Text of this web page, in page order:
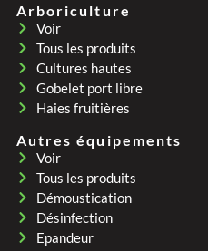
Arboriculture
Voir
Tous les produits
Cultures hautes
Gobelet port libre
Haies fruitières
Autres équipements
Voir
Tous les produits
Démoustication
Désinfection
Epandeur